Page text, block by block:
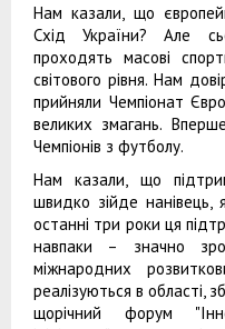
Нам казали, що
Схід України? Але
проходять масові
світового рівня. Нам
прийняли Чемпіонат
великих змагань.
Чемпіонів з футболу.
Нам казали, що
швидко зійде нанівець,
останні три роки ця
навпаки – значно
міжнародних
реалізуються в області,
щорічний форум